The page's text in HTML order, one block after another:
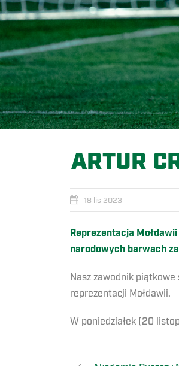
ARTUR
18 lis 2023
Reprezentacja
narodowych barwach
Nasz zawodnik
reprezentacji Mołdawii.
W poniedziałek (20